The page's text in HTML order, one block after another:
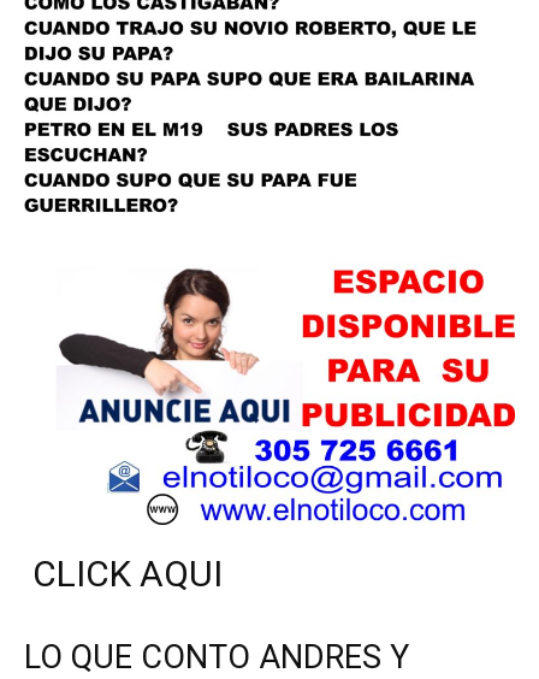
CLICK AQUI
LO QUE CONTO ANDRES Y